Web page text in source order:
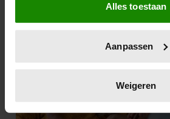
Informatie verzamelen over
locatie, die tot een paar meter
scannen op specifieke
verwerkt en stel uw voorkeuren in
intrekken in de Cookieverklaring.
Alles toestaan
Aanpassen
Weigeren